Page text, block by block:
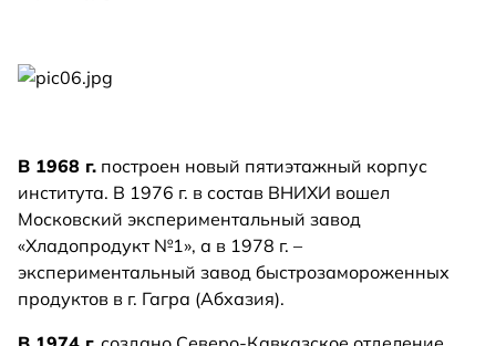
В 1968 г. построен новый пятиэтажный корпус
института. В 1976 г. в состав ВНИХИ вошел
Московский экспериментальный завод
«Хладопродукт №1», а в 1978 г. –
экспериментальный завод быстрозамороженных
продуктов в г. Гагра (Абхазия).